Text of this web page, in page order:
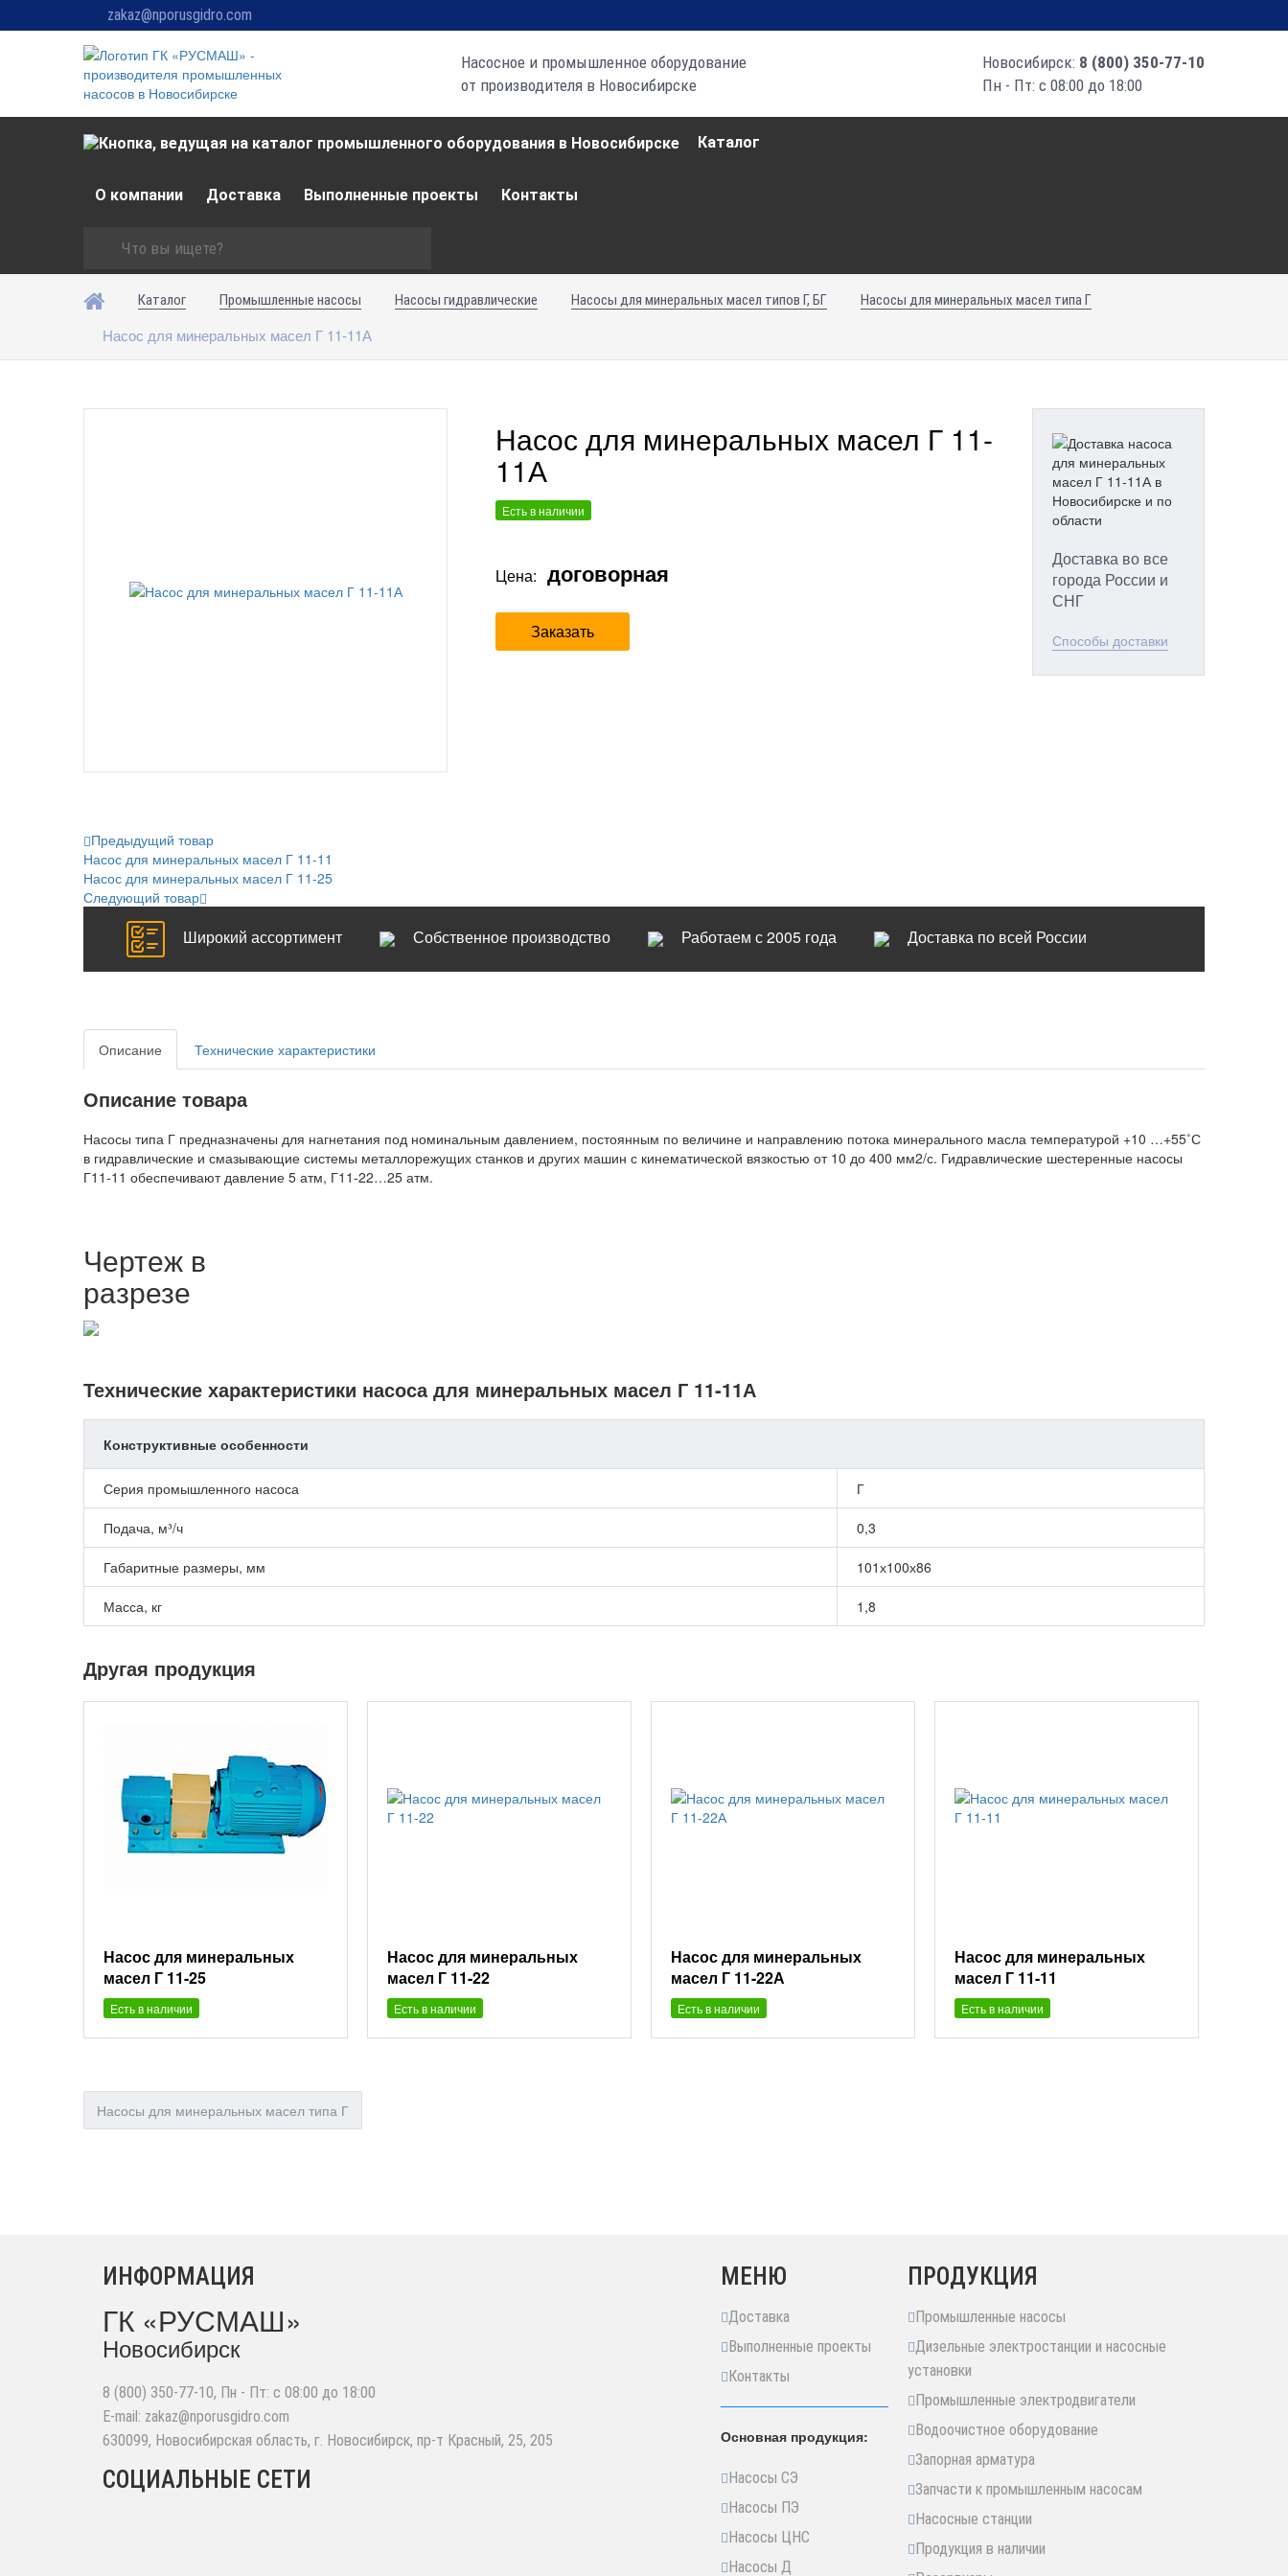
zakaz@nporusgidro.com
Насосное и промышленное оборудование
от производителя в Новосибирске
Новосибирск: 8 (800) 350-77-10
Пн - Пт: с 08:00 до 18:00
Каталог
О компании Доставка Выполненные проекты Контакты
Каталог Промышленные насосы Насосы гидравлические Насосы для минеральных масел типов Г, БГ Насосы для минеральных масел типа Г
Насос для минеральных масел Г 11-11А
Насос для минеральных масел Г 11-
11А
Есть в наличии
Цена: договорная
Заказать
Доставка во все
города России и
СНГ
Способы доставки
Предыдущий товар
Насос для минеральных масел Г 11-11
Насос для минеральных масел Г 11-25
Следующий товар
Широкий ассортимент Собственное производство Работаем с 2005 года Доставка по всей России
Описание Технические характеристики
Описание товара
Насосы типа Г предназначены для нагнетания под номинальным давлением, постоянным по величине и направлению потока минерального масла температурой +10 …+55˚С
в гидравлические и смазывающие системы металлорежущих станков и других машин с кинематической вязкостью от 10 до 400 мм2/с. Гидравлические шестеренные насосы
Г11-11 обеспечивают давление 5 атм, Г11-22…25 атм.
Чертеж в
разрезе
Технические характеристики насоса для минеральных масел Г 11-11А
Конструктивные особенности
Серия промышленного насоса Г
Подача, м³/ч 0,3
Габаритные размеры, мм 101х100х86
Масса, кг 1,8
Другая продукция
Насос для минеральных
масел Г 11-25
Есть в наличии
Насос для минеральных
масел Г 11-22
Есть в наличии
Насос для минеральных
масел Г 11-22А
Есть в наличии
Насос для минеральных
масел Г 11-11
Есть в наличии
Насосы для минеральных масел типа Г
ИНФОРМАЦИЯ
ГК «РУСМАШ»
Новосибирск
8 (800) 350-77-10, Пн - Пт: с 08:00 до 18:00
E-mail: zakaz@nporusgidro.com
630099, Новосибирская область, г. Новосибирск, пр-т Красный, 25, 205
СОЦИАЛЬНЫЕ СЕТИ
МЕНЮ
Доставка
Выполненные проекты
Контакты
Основная продукция:
Насосы СЭ
Насосы ПЭ
Насосы ЦНС
Насосы Д
ПРОДУКЦИЯ
Промышленные насосы
Дизельные электростанции и насосные
установки
Промышленные электродвигатели
Водоочистное оборудование
Запорная арматура
Запчасти к промышленным насосам
Насосные станции
Продукция в наличии